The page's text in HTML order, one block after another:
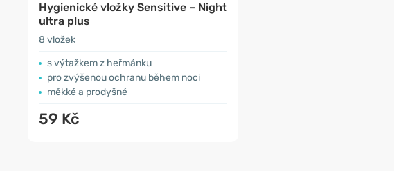
Hygienické vložky Sensitive – Night
ultra plus
8 vložek
s výtažkem z heřmánku
pro zvýšenou ochranu během noci
měkké a prodyšné
59 Kč